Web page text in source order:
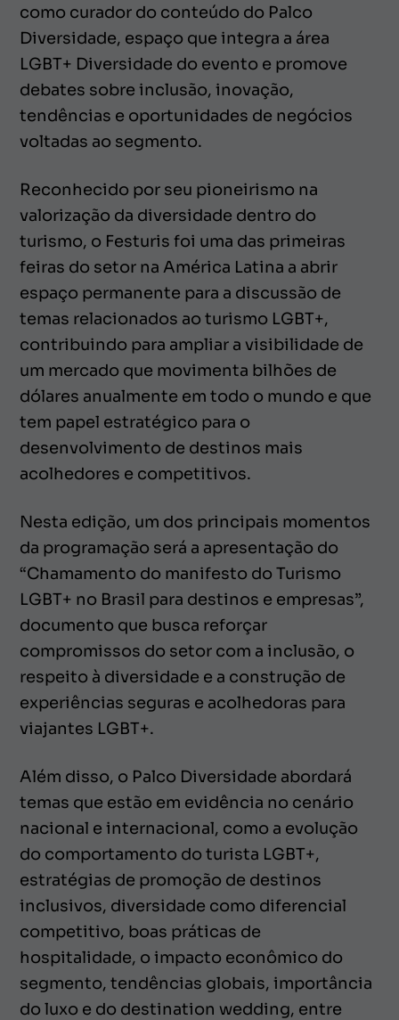
como curador do conteúdo do Palco
Diversidade, espaço que integra a área
LGBT+ Diversidade do evento e promove
debates sobre inclusão, inovação,
tendências e oportunidades de negócios
voltadas ao segmento.
Reconhecido por seu pioneirismo na
valorização da diversidade dentro do
turismo, o Festuris foi uma das primeiras
feiras do setor na América Latina a abrir
espaço permanente para a discussão de
temas relacionados ao turismo LGBT+,
contribuindo para ampliar a visibilidade de
um mercado que movimenta bilhões de
dólares anualmente em todo o mundo e que
tem papel estratégico para o
desenvolvimento de destinos mais
acolhedores e competitivos.
Nesta edição, um dos principais momentos
da programação será a apresentação do
“Chamamento do manifesto do Turismo
LGBT+ no Brasil para destinos e empresas”,
documento que busca reforçar
compromissos do setor com a inclusão, o
respeito à diversidade e a construção de
experiências seguras e acolhedoras para
viajantes LGBT+.
Além disso, o Palco Diversidade abordará
temas que estão em evidência no cenário
nacional e internacional, como a evolução
do comportamento do turista LGBT+,
estratégias de promoção de destinos
inclusivos, diversidade como diferencial
competitivo, boas práticas de
hospitalidade, o impacto econômico do
segmento, tendências globais, importância
do luxo e do destination wedding, entre